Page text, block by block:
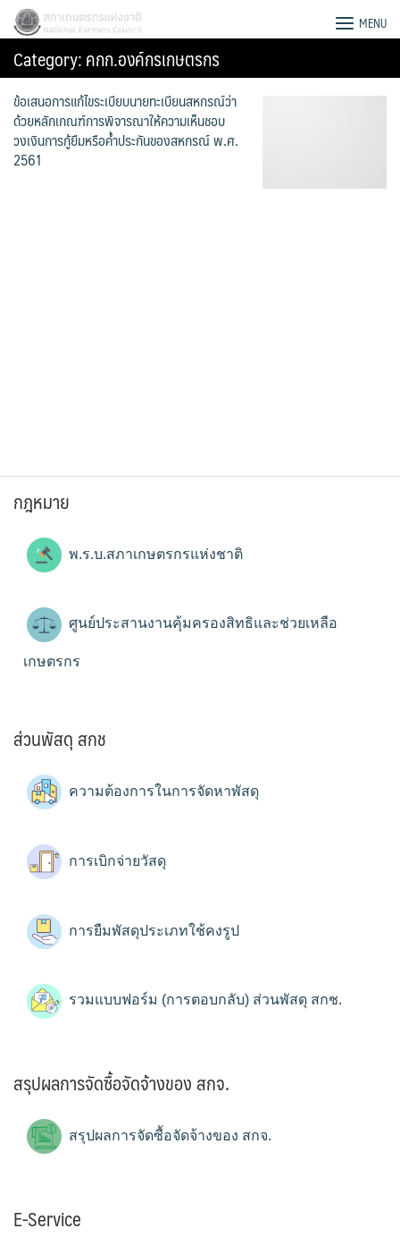
Skip
content
สภาเกษตรกรแห่งชาติ MENU
Category:คกก.องค์กรเกษตรกร
ข้อเสนอการแก้ไขระเบียบนายทะเบียนสหกรณ์ว่า
ด้วยหลักเกณฑ์การพิจารณาให้ความเห็นชอบ
วงเงินการกู้ยืมหรือค้ำประกันของสหกรณ์ พ.ศ.
2561
กฎหมาย
พ.ร.บ.สภาเกษตรกรแห่งชาติ
ศูนย์ประสานงานคุ้มครองสิทธิและช่วยเหลือ
เกษตรกร
ส่วนพัสดุ สกช
ความต้องการในการจัดหาพัสดุ
การเบิกจ่ายวัสดุ
การยืมพัสดุประเภทใช้คงรูป
รวมแบบฟอร์ม (การตอบกลับ) ส่วนพัสดุ สกช.
สรุปผลการจัดซื้อจัดจ้างของ สกจ.
สรุปผลการจัดซื้อจัดจ้างของ สกจ.
E-Service